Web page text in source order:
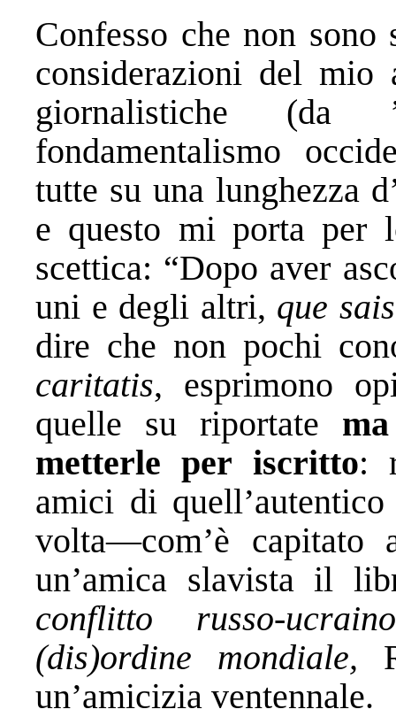
Confesso che non
considerazioni del mio
giornalistiche (da
fondamentalismo
tutte su una lunghezza
e questo mi porta per
scettica: “Dopo aver
uni e degli altri, que
dire che non pochi
caritatis, esprimono
quelle su riportate
metterle per iscritto:
amici di
volta—com’è
un’amica slavista il
conflitto russo-
(dis)ordine mondiale,
un’amicizia ventennale.